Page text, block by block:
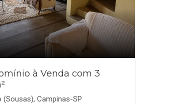
à Venda com 3
Campinas-SP